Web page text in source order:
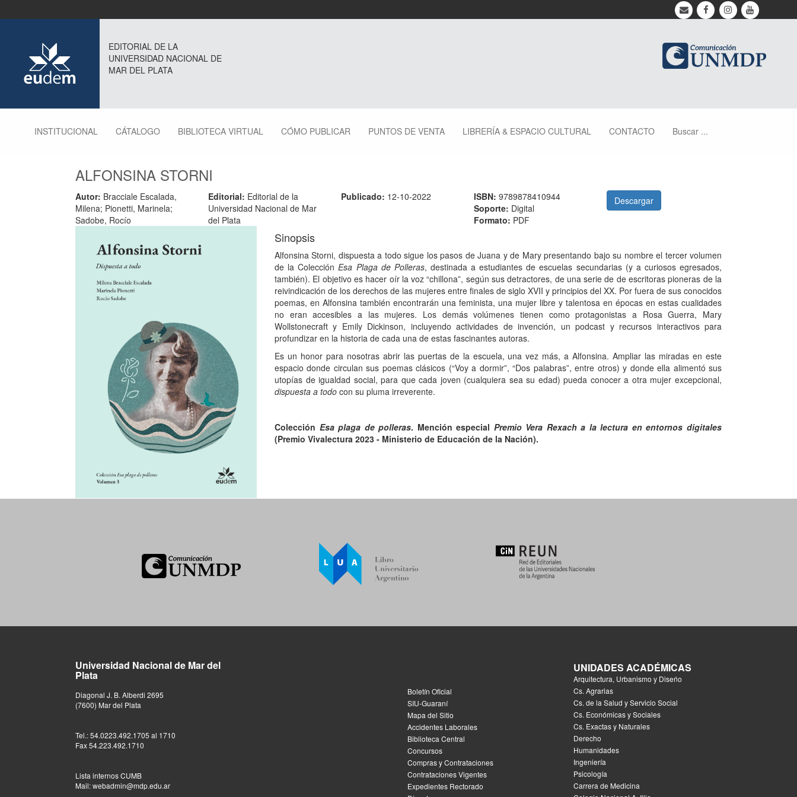
EDITORIAL DE LA
UNIVERSIDAD NACIONAL DE
MAR DEL PLATA
INSTITUCIONAL CÁTALOGO BIBLIOTECA VIRTUAL CÓMO PUBLICAR PUNTOS DE VENTA LIBRERÍA & ESPACIO CULTURAL CONTACTO Buscar ...
ALFONSINA STORNI
Autor: Bracciale Escalada,
Milena; Pionetti, Marinela;
Sadobe, Rocío
Editorial: Editorial de la
Universidad Nacional de Mar
del Plata
Publicado: 12-10-2022 ISBN: 9789878410944
Soporte: Digital
Formato: PDF
Descargar
Sinopsis
Alfonsina Storni, dispuesta a todo sigue los pasos de Juana y de Mary presentando bajo su nombre el tercer volumen
de la ColecciónEsa Plaga de Polleras, destinada a estudiantes de escuelas secundarias (y a curiosos egresados,
también). El objetivo es hacer oír la voz “chillona”, según sus detractores, de una serie de de escritoras pioneras de la
reivindicación de los derechos de las mujeres entre finales de siglo XVII y principios del XX. Por fuera de sus conocidos
poemas, en Alfonsina también encontrarán una feminista, una mujer libre y talentosa en épocas en estas cualidades
no eran accesibles a las mujeres. Los demás volúmenes tienen como protagonistas a Rosa Guerra, Mary
Wollstonecraft y Emily Dickinson, incluyendo actividades de invención, un podcast y recursos interactivos para
profundizar en la historia de cada una de estas fascinantes autoras.
Es un honor para nosotras abrir las puertas de la escuela, una vez más, a Alfonsina. Ampliar las miradas en este
espacio donde circulan sus poemas clásicos (“Voy a dormir”, “Dos palabras”, entre otros) y donde ella alimentó sus
utopías de igualdad social, para que cada joven (cualquiera sea su edad) pueda conocer a otra mujer excepcional,
dispuesta a todo con su pluma irreverente.
Colección Esa plaga de polleras. Mención especial Premio Vera Rexach a la lectura en entornos digitales
(Premio Vivalectura 2023 - Ministerio de Educación de la Nación).
Universidad Nacional de Mar del
Plata
Diagonal J. B. Alberdi 2695
(7600) Mar del Plata
Tel.: 54.0223.492.1705 al 1710
Fax 54.223.492.1710
Lista internos CUMB
Mail: webadmin@mdp.edu.ar
Boletín Oficial
SIU-Guaraní
Mapa del Sitio
Accidentes Laborales
Biblioteca Central
Concursos
Compras y Contrataciones
Contrataciones Vigentes
Expedientes Rectorado
UNIDADES ACADÉMICAS
Arquitectura, Urbanismo y Diseńo
Cs. Agrarias
Cs. de la Salud y Servicio Social
Cs. Económicas y Sociales
Cs. Exactas y Naturales
Derecho
Humanidades
Ingeniería
Psicología
Carrera de Medicina